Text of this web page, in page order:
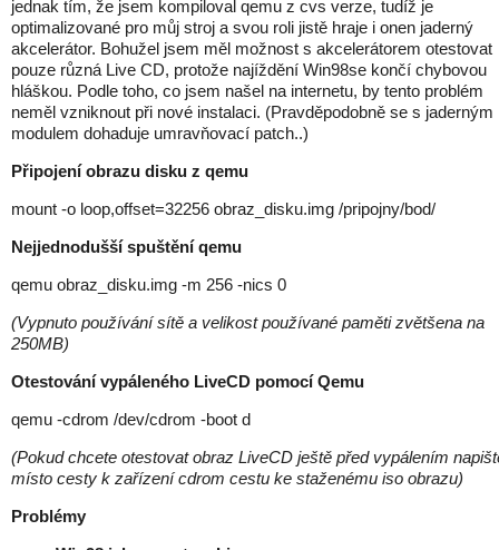
jednak tím, že jsem kompiloval qemu z cvs verze, tudíž je
optimalizované pro můj stroj a svou roli jistě hraje i onen jaderný
akcelerátor. Bohužel jsem měl možnost s akcelerátorem otestovat
pouze různá Live CD, protože najíždění Win98se končí chybovou
hláškou. Podle toho, co jsem našel na internetu, by tento problém
neměl vzniknout při nové instalaci. (Pravděpodobně se s jaderným
modulem dohaduje umravňovací patch..)
Připojení obrazu disku z qemu
mount -o loop,offset=32256 obraz_disku.img /pripojny/bod/
Nejjednodušší spuštění qemu
qemu obraz_disku.img -m 256 -nics 0
(Vypnuto používání sítě a velikost používané paměti zvětšena na
250MB)
Otestování vypáleného LiveCD pomocí Qemu
qemu -cdrom /dev/cdrom -boot d
(Pokud chcete otestovat obraz LiveCD ještě před vypálením
místo cesty k zařízení cdrom cestu ke staženému iso obrazu)
Problémy